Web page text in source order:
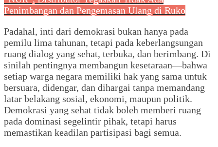
Penimbangan dan Pengemasan Ulang di Ruko
Padahal, inti dari demokrasi bukan hanya pada
pemilu lima tahunan, tetapi pada keberlangsungan
ruang dialog yang sehat, terbuka, dan berimbang. Di
sinilah pentingnya membangun kesetaraan—bahwa
setiap warga negara memiliki hak yang sama untuk
bersuara, didengar, dan dihargai tanpa memandang
latar belakang sosial, ekonomi, maupun politik.
Demokrasi yang sehat tidak boleh memberi ruang
pada dominasi segelintir pihak, tetapi harus
memastikan keadilan partisipasi bagi semua.